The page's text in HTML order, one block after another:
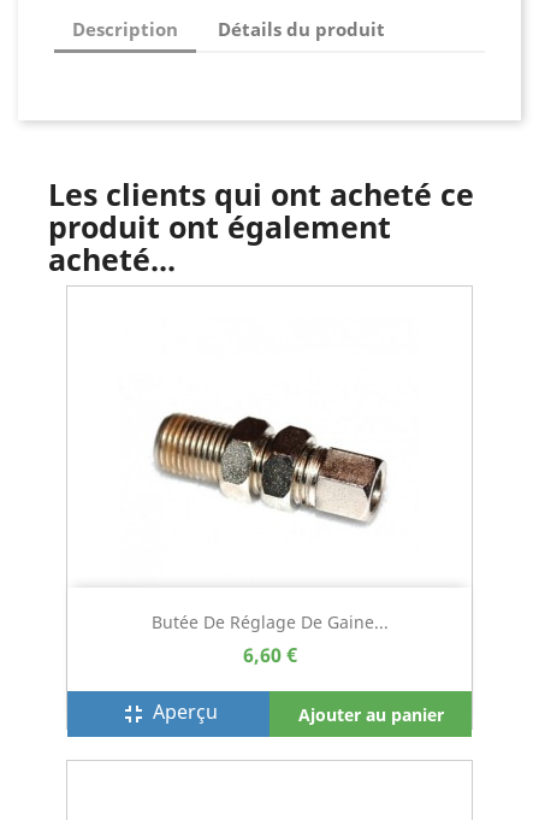
Description Détails du produit
Les clients qui ont acheté ce
produit ont également
acheté...
Butée De Réglage De Gaine...
6,60 €
fullscreen_exit Aperçu Ajouter au panier